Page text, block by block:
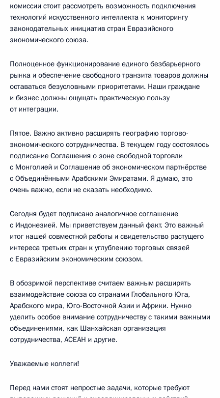
комиссии стоит рассмотреть возможность подключения
технологий искусственного интеллекта к мониторингу
законодательных инициатив стран Евразийского
экономического союза.
Полноценное функционирование единого безбарьерного
рынка и обеспечение свободного транзита товаров должны
оставаться безусловными приоритетами. Наши граждане
и бизнес должны ощущать практическую пользу
от интеграции.
Пятое. Важно активно расширять географию торгово-
экономического сотрудничества. В текущем году состоялось
подписание Соглашения о зоне свободной торговли
с Монголией и Соглашение об экономическом партнёрстве
с Объединёнными Арабскими Эмиратами. Я думаю, это
очень важно, если не сказать необходимо.
Сегодня будет подписано аналогичное соглашение
с Индонезией. Мы приветствуем данный факт. Это важный
итог нашей совместной работы и свидетельство растущего
интереса третьих стран к углублению торговых связей
с Евразийским экономическим союзом.
В обозримой перспективе считаем важным расширять
взаимодействие союза со странами Глобального Юга,
Арабского мира, Юго-Восточной Азии и Африки. Нужно
уделить особое внимание сотрудничеству с такими важными
объединениями, как Шанхайская организация
сотрудничества, АСЕАН и другие.
Уважаемые коллеги!
Перед нами стоят непростые задачи, которые требуют